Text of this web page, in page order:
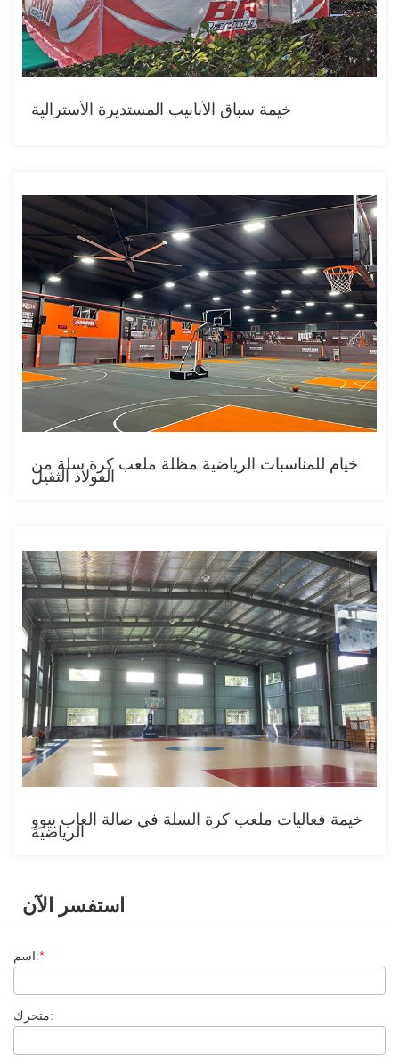
خيمة سباق الأنابيب المستديرة الأسترالية
خيام للمناسبات الرياضية مظلة ملعب كرة سلة من
الفولاذ الثقيل
خيمة فعاليات ملعب كرة السلة في صالة ألعاب ييوو
الرياضية
استفسر الآن
اسم:*
متحرك: